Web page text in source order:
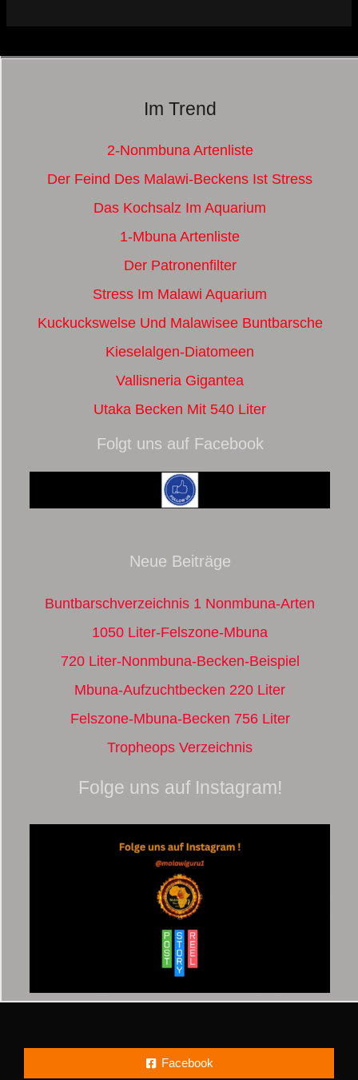
Im Trend
2-Nonmbuna Artenliste
Der Feind Des Malawi-Beckens Ist Stress
Das Kochsalz Im Aquarium
1-Mbuna Artenliste
Der Patronenfilter
Stress Im Malawi Aquarium
Kuckuckswelse Und Malawisee Buntbarsche
Kieselalgen-Diatomeen
Vallisneria Gigantea
Utaka Becken Mit 540 Liter
Folgt uns auf Facebook
Neue Beiträge
Buntbarschverzeichnis 1 Nonmbuna-Arten
1050 Liter-Felszone-Mbuna
720 Liter-Nonmbuna-Becken-Beispiel
Mbuna-Aufzuchtbecken 220 Liter
Felszone-Mbuna-Becken 756 Liter
Tropheops Verzeichnis
Folge uns auf Instagram!
Facebook